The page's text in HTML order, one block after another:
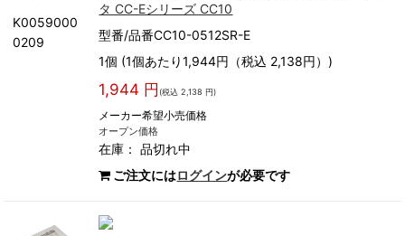
K0059000
0209
タ CC-Eシリーズ CC10
型番/品番CC10-0512SR-E
1個 (1個あたり1,944円（税込 2,138円）)
1,944 円 (税込 2,138 円)
メーカー希望小売価格
オープン価格
在庫：品切れ中
ご注文にはログインが必要です